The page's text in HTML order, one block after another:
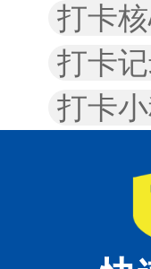
打卡
打卡
打卡